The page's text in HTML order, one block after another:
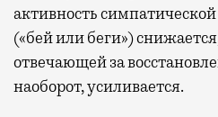
активность
(«бей или беги»)
отвечающей за
наоборот, усиливается.